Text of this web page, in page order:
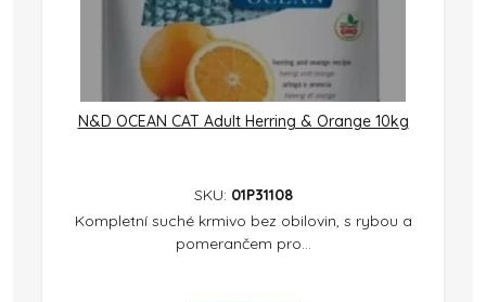
N&D OCEAN CAT Adult Herring & Orange 10kg
SKU: 01P31108
Kompletní suché krmivo bez obilovin, s rybou a
pomerančem pro...